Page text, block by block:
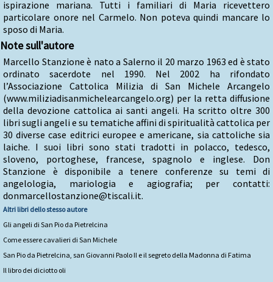
ispirazione mariana. Tutti i familiari di Maria ricevettero
particolare onore nel Carmelo. Non poteva quindi mancare lo
sposo di Maria.
Note sull'autore
Marcello Stanzione è nato a Salerno il 20 marzo 1963 ed è stato
ordinato sacerdote nel 1990. Nel 2002 ha rifondato
l’Associazione Cattolica Milizia di San Michele Arcangelo
(www.miliziadisanmichelearcangelo.org) per la retta diffusione
della devozione cattolica ai santi angeli. Ha scritto oltre 300
libri sugli angeli e su tematiche affini di spiritualità cattolica per
30 diverse case editrici europee e americane, sia cattoliche sia
laiche. I suoi libri sono stati tradotti in polacco, tedesco,
sloveno, portoghese, francese, spagnolo e inglese. Don
Stanzione è disponibile a tenere conferenze su temi di
angelologia, mariologia e agiografia; per contatti:
donmarcellostanzione@tiscali.it.
Altri libri dello stesso autore
Gli angeli di San Pio da Pietrelcina
Come essere cavalieri di San Michele
San Pio da Pietrelcina, san Giovanni Paolo II e il segreto della Madonna di Fatima
Il libro dei diciotto oli